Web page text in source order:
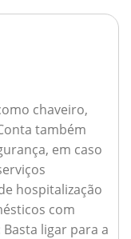
chaveiro,
também
em caso
hospitalização
com
Basta ligar para a